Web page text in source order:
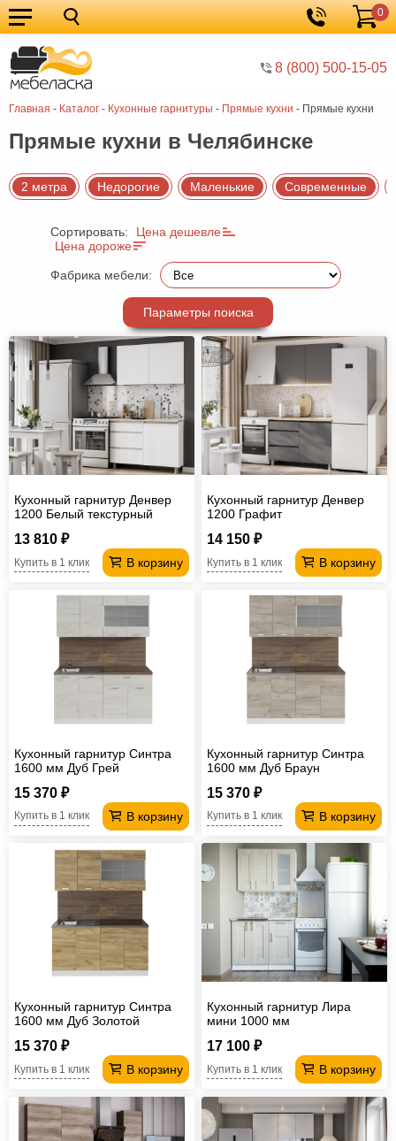
8 (800) 500-15-05
Корзина
0
Главная - Каталог - Кухонные гарнитуры - Прямые кухни - Прямые кухни
Кухонные
гарнитуры
Мебель
для
кухни
Мебель
для
спальни
Кровати
Шкафы
Диваны
мебель
Детская
мебель
Мебель
гостиную
для
прихожей
Столы
Комоды
Офисная
мебель
Столы
под
компьютер
Мебель
для
Мебель
Кресла-
Косметологическое
Прямые кухни в Челябинске
2 метра Недорогие Маленькие Современные
Сортировать:
Цена дешевле
Цена дороже
Фабрика мебели:
Параметры поиска
Кухонный гарнитур Денвер
1200 Белый текстурный
13 810 ₽
В корзину
Купить в 1 клик
Кухонный гарнитур Денвер
1200 Графит
14 150 ₽
В корзину
Купить в 1 клик
Кухонный гарнитур Синтра
1600 мм Дуб Грей
15 370 ₽
В корзину
Купить в 1 клик
Кухонный гарнитур Синтра
1600 мм Дуб Браун
15 370 ₽
В корзину
Купить в 1 клик
Кухонный гарнитур Синтра
1600 мм Дуб Золотой
15 370 ₽
В корзину
Купить в 1 клик
Кухонный гарнитур Лира
мини 1000 мм
17 100 ₽
В корзину
Купить в 1 клик